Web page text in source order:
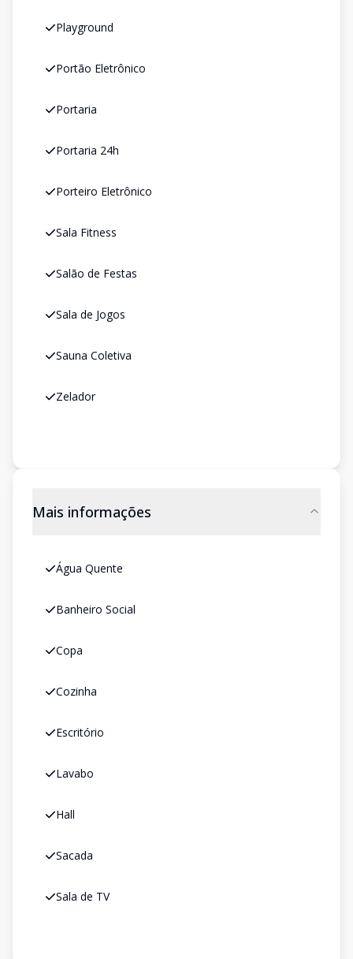
Playground
Portão Eletrônico
Portaria
Portaria 24h
Porteiro Eletrônico
Sala Fitness
Salão de Festas
Sala de Jogos
Sauna Coletiva
Zelador
Mais informações
Água Quente
Banheiro Social
Copa
Cozinha
Escritório
Lavabo
Hall
Sacada
Sala de TV